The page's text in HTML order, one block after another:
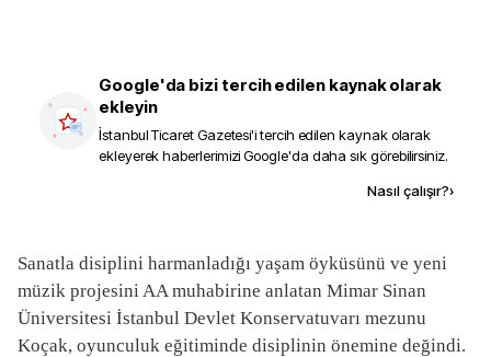
Google'da bizi tercih edilen kaynak olarak
ekleyin
İstanbul Ticaret Gazetesi'i tercih edilen kaynak olarak
ekleyerek haberlerimizi Google'da daha sık görebilirsiniz.
Nasıl çalışır?›
Sanatla disiplini harmanladığı yaşam öyküsünü ve yeni
müzik projesini AA muhabirine anlatan Mimar Sinan
Üniversitesi İstanbul Devlet Konservatuvarı mezunu
Koçak, oyunculuk eğitiminde disiplinin önemine değindi.